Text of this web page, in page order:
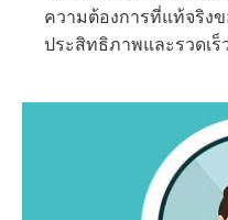
ความต้องการที่แท้จริง
ประสิทธิภาพและรวดเร็